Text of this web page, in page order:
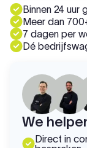
Binnen 24 uur
Meer dan
7 dagen per
Dé
We
Direct in